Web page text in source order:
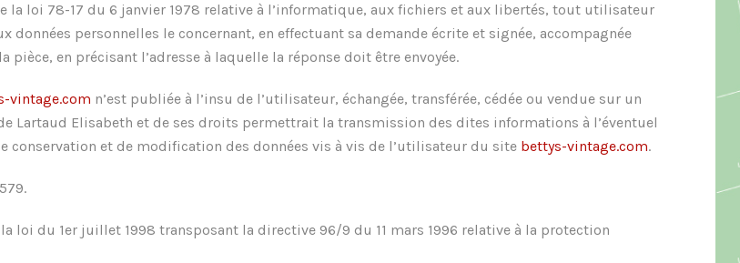
loi 78-17 du 6 janvier 1978 relative à l’informatique, aux fichiers et aux libertés, tout utilisateur
données personnelles le concernant, en effectuant sa demande écrite et signée, accompagnée
en précisant l’adresse à laquelle la réponse doit être envoyée.
vintage.com n’est publiée à l’insu de l’utilisateur, échangée, transférée, cédée ou vendue sur un
Lartaud Elisabeth et de ses droits permettrait la transmission des dites informations à l’éventuel
et de modification des données vis à vis de l’utilisateur du site bettys-vintage.com.
loi du 1er juillet 1998 transposant la directive 96/9 du 11 mars 1996 relative à la protection